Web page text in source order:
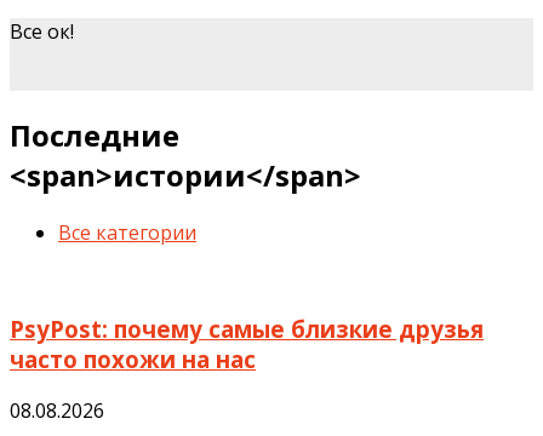
Все ок!
Последние
<span>истории</span>
Все категории
PsyPost: почему самые близкие друзья
часто похожи на нас
08.08.2026